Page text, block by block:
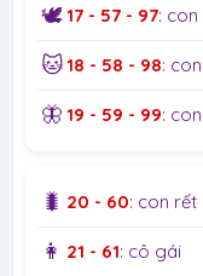
🕊️17 - 57 - 97:
🐱18 - 58 - 98:
🦋 19 - 59 - 99:
🐛 20 - 60: con rết
👩 21 - 61: cô gái